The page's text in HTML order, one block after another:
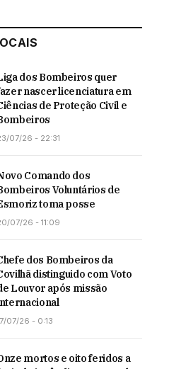
dos Bombeiros quer
nascer licenciatura em
de Proteção Civil e
07/26 - 22:31
Comando dos
Voluntários de
toma posse
07/26 - 11:09
dos Bombeiros da
distinguido com Voto
Louvor após missão
07/26 - 0:13
mortos e oito feridos a